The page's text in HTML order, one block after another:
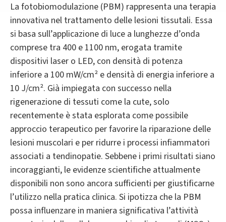
La fotobiomodulazione (PBM) rappresenta una terapia
innovativa nel trattamento delle lesioni tissutali. Essa
si basa sull’applicazione di luce a lunghezze d’onda
comprese tra 400 e 1100 nm, erogata tramite
dispositivi laser o LED, con densità di potenza
inferiore a 100 mW/cm² e densità di energia inferiore a
10 J/cm². Già impiegata con successo nella
rigenerazione di tessuti come la cute, solo
recentemente è stata esplorata come possibile
approccio terapeutico per favorire la riparazione delle
lesioni muscolari e per ridurre i processi infiammatori
associati a tendinopatie. Sebbene i primi risultati siano
incoraggianti, le evidenze scientifiche attualmente
disponibili non sono ancora sufficienti per giustificarne
l’utilizzo nella pratica clinica. Si ipotizza che la PBM
possa influenzare in maniera significativa l’attività